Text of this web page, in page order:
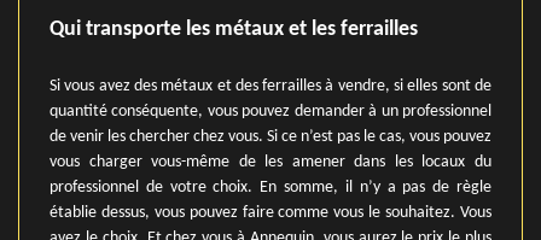
Qui transporte les métaux et les ferrailles
Si vous avez des métaux et des ferrailles à vendre, si elles sont de
quantité conséquente, vous pouvez demander à un professionnel
de venir les chercher chez vous. Si ce n’est pas le cas, vous pouvez
vous charger vous-même de les amener dans les locaux du
professionnel de votre choix. En somme, il n’y a pas de règle
établie dessus, vous pouvez faire comme vous le souhaitez. Vous